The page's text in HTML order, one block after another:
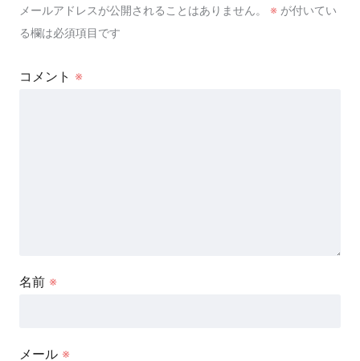
メールアドレスが公開されることはありません。 ※ が付いてい
る欄は必須項目です
コメント ※
名前 ※
メール ※